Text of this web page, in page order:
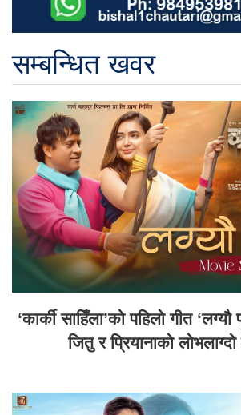
सम्बन्धित खवर
‘कार्की साहिँला’को पहिलो गीत ‘लग्यौ
जितु र प्रियानाको